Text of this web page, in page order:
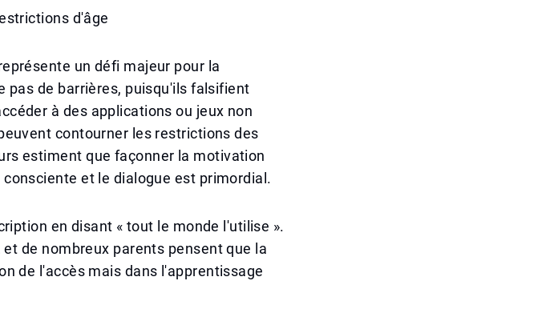
d'âge
un défi majeur pour la
pas de barrières, puisqu'ils falsifient
à des applications ou jeux non
contourner les restrictions des
estiment que façonner la motivation
et le dialogue est primordial.
en disant « tout le monde l'utilise ».
de nombreux parents pensent que la
de l'accès mais dans l'apprentissage